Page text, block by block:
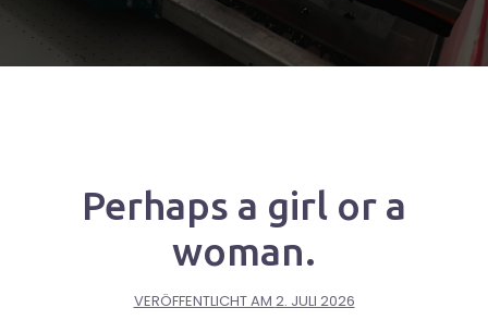
Perhaps a girl or a
woman.
VERÖFFENTLICHT AM 2. JULI 2026